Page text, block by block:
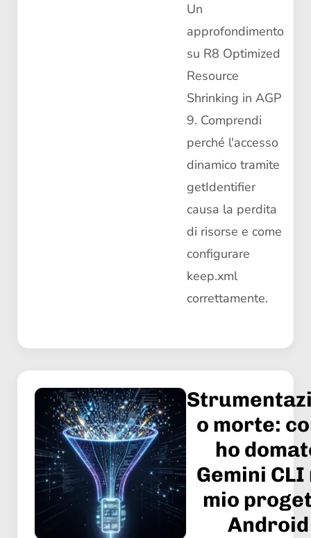
Un
approfondimento
su R8 Optimized
Resource
Shrinking in AGP
9. Comprendi
perché l'accesso
dinamico tramite
getIdentifier
causa la perdita
di risorse e come
configurare
keep.xml
correttamente.
o morte:
ho
Gemini CLI
mio
Android